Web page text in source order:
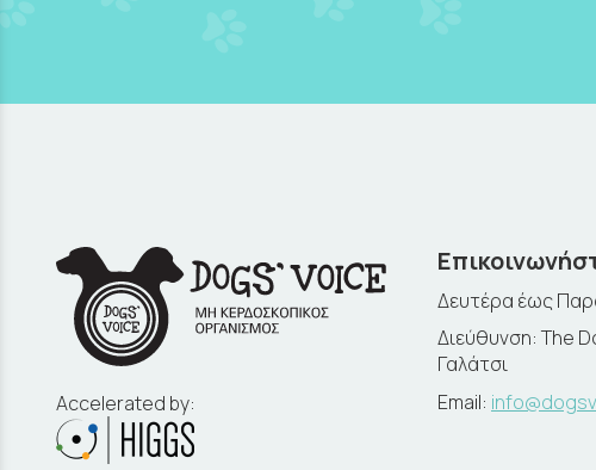
Accelerated by:
Δευτέρα έως
Διεύθυνση: The
Γαλάτσι
Email: